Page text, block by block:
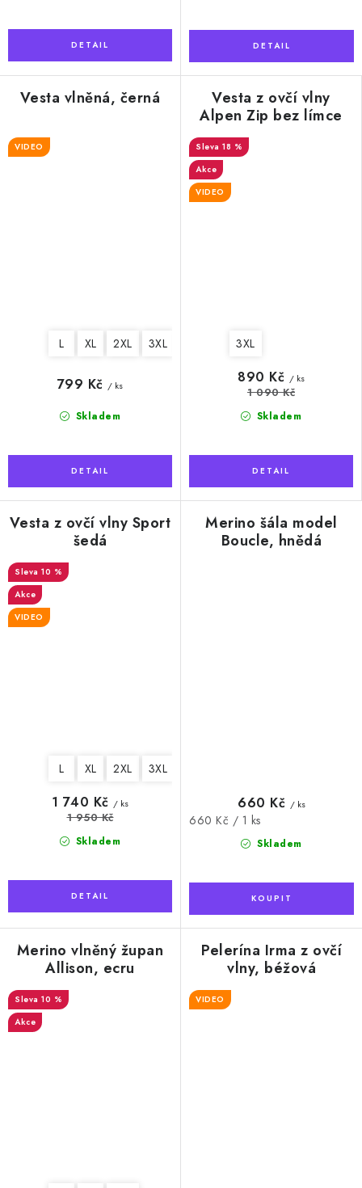
Vesta vlněná, černá
VIDEO
L XL 2XL 3XL
Skladem
799 Kč / ks
Vesta z ovčí vlny
Alpen Zip bez límce
tmavě šedá
18 %
Akce
VIDEO
3XL
Skladem
890 Kč / ks
1 090 Kč
Vesta z ovčí vlny Sport
šedá
10 %
Akce
VIDEO
L XL 2XL 3XL
Skladem
1 740 Kč / ks
1 950 Kč
Merino šála model
Boucle, hnědá
Skladem
660 Kč / ks
Měrná
660 Kč / 1 ks
Merino vlněný župan
Allison, ecru
10 %
Akce
Pelerína Irma z ovčí
vlny, béžová
VIDEO